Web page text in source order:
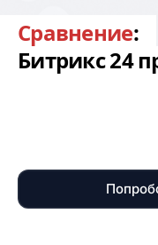
Сравнение:
Битрикс 24